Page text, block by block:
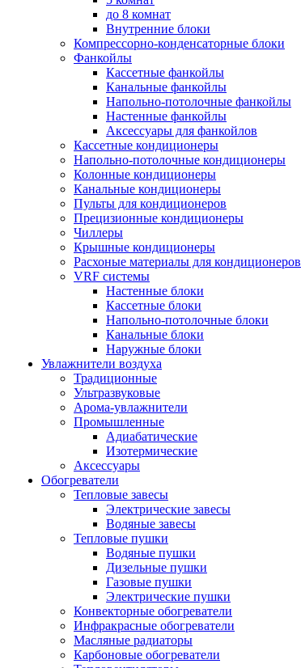
до 8 комнат
Внутренние блоки
Компрессорно-конденсаторные блоки
Фанкойлы
Кассетные фанкойлы
Канальные фанкойлы
Напольно-потолочные фанкойлы
Настенные фанкойлы
Аксессуары для фанкойлов
Кассетные кондиционеры
Напольно-потолочные кондиционеры
Колонные кондиционеры
Канальные кондиционеры
Пульты для кондиционеров
Прецизионные кондиционеры
Чиллеры
Крышные кондиционеры
Расхоные материалы для кондиционеров
VRF системы
Настенные блоки
Кассетные блоки
Напольно-потолочные блоки
Канальные блоки
Наружные блоки
Увлажнители воздуха
Традиционные
Ультразвуковые
Арома-увлажнители
Промышленныe
Адиабатические
Изотермические
Аксессуары
Обогреватели
Тепловые завесы
Электрические завесы
Водяные завесы
Тепловые пушки
Водяные пушки
Дизельные пушки
Газовые пушки
Электрические пушки
Конвекторные обогреватели
Инфракрасные обогреватели
Масляные радиаторы
Карбоновые обогреватели